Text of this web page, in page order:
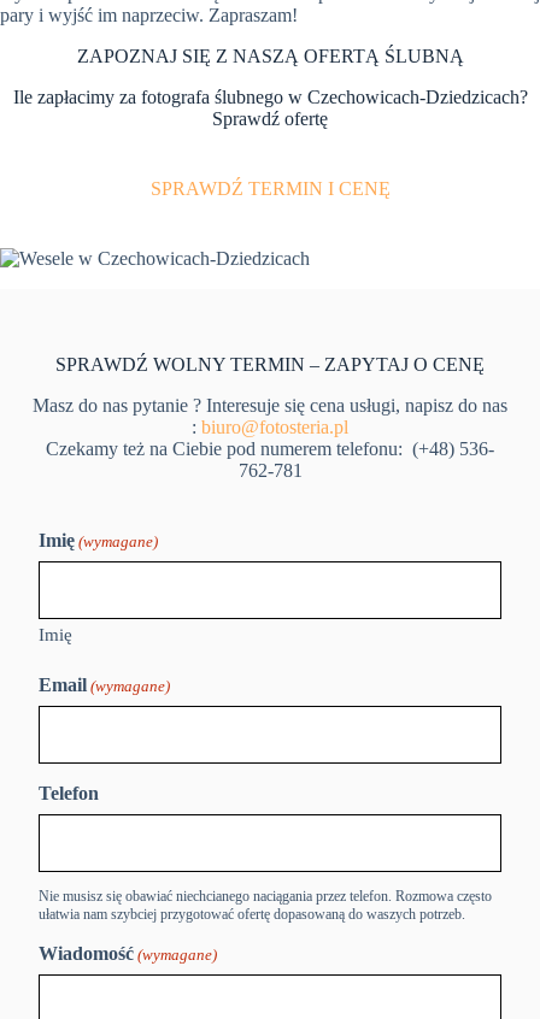
pary i wyjść im naprzeciw. Zapraszam!
ZAPOZNAJ SIĘ Z NASZĄ OFERTĄ ŚLUBNĄ
Ile zapłacimy za fotografa ślubnego w Czechowicach-Dziedzicach?
Sprawdź ofertę
SPRAWDŹ TERMIN I CENĘ
SPRAWDŹ WOLNY TERMIN – ZAPYTAJ O CENĘ
Masz do nas pytanie ? Interesuje się cena usługi, napisz do nas
: biuro@fotosteria.pl
Czekamy też na Ciebie pod numerem telefonu: (+48) 536-
762-781
Imię (wymagane)
Imię
Email (wymagane)
Telefon
Nie musisz się obawiać niechcianego naciągania przez telefon. Rozmowa często
ułatwia nam szybciej przygotować ofertę dopasowaną do waszych potrzeb.
Wiadomość (wymagane)